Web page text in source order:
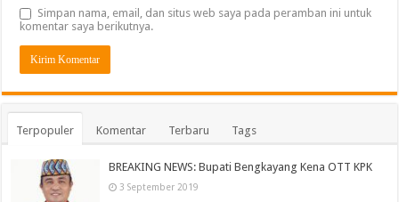
Simpan nama, email, dan situs web saya pada peramban ini untuk
komentar saya berikutnya.
Terpopuler Komentar Terbaru Tags
BREAKING NEWS: Bupati Bengkayang Kena OTT KPK
3 September 2019